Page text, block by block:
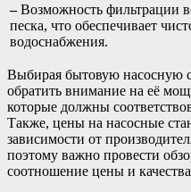
–Возможность фильтрации
песка, что обеспечивает
водоснабжения.
Выбирая бытовую насосную
обратить внимание на её
которые должны
Также, цены на насосные
зависимости от
поэтому важно провести
соотношение цены и